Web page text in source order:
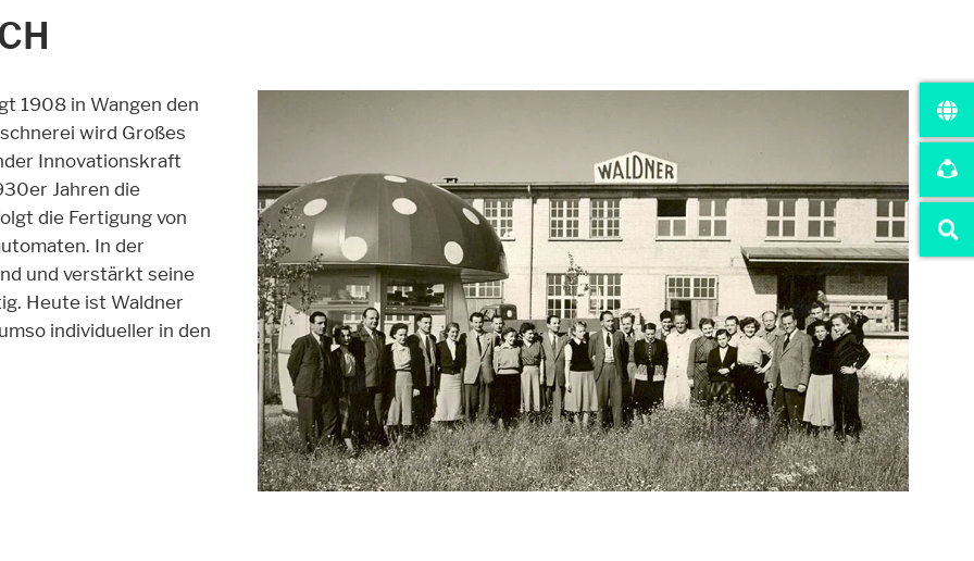
1908 in Wangen den
wird Großes
Innovationskraft
Jahren die
die Fertigung von
In der
und verstärkt seine
Heute ist Waldner
individueller in den
auf der Website zur Verfügung stellen. Wie zum Beispiel YouTube, Instagram oder ähnliche Anbieter.
it. These information will help us to learn, how the users are using our website.